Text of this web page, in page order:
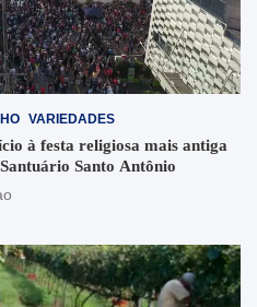
VARIEDADES
à festa religiosa mais antiga
Santo Antônio